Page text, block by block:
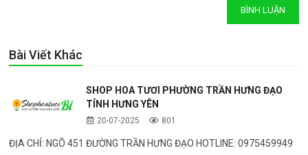
Bài Viết Khác
SHOP HOA TƯƠI PHƯỜNG TRẦN HƯNG ĐẠO
TỈNH HƯNG YÊN
20-07-2025 801
ĐỊA CHỈ: NGÕ 451 ĐƯỜNG TRẦN HƯNG ĐẠO HOTLINE: 0975459949